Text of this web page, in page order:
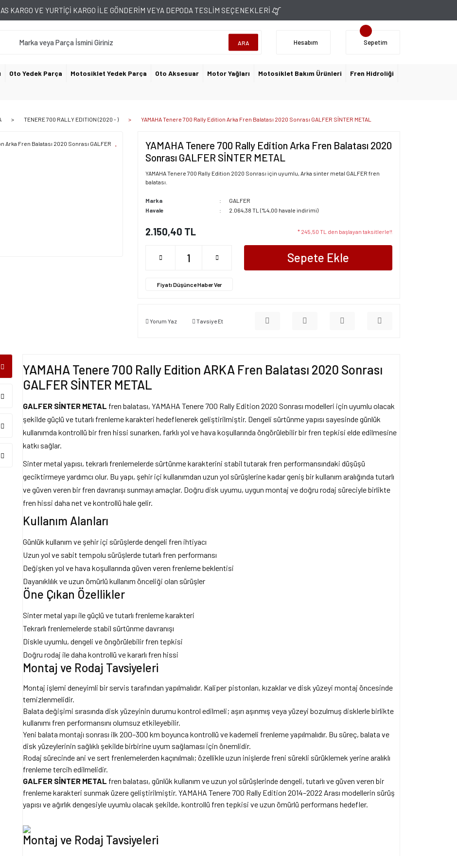
KARGO VE YURTİÇİ KARGO İLE GÖNDERİM VEYA DEPODA TESLİM SEÇENEKLERİ
ARA Hesabım Sepetim
Oto Yedek Parça Motosiklet Yedek Parça Oto Aksesuar Motor Yağları Motosiklet Bakım Ürünleri Fren Hidroliği
TENERE 700 RALLY EDITION (2020 - ) YAMAHA Tenere 700 Rally Edition Arka Fren Balatası 2020 Sonrası GALFER SİNTER METAL
YAMAHA Tenere 700 Rally Edition Arka Fren Balatası 2020
Sonrası GALFER SİNTER METAL
YAMAHA Tenere 700 Rally Edition 2020 Sonrası için uyumlu, Arka sinter metal GALFER fren
balatası.
Marka
GALFER
Havale
2.064,38 TL (%4,00 havale indirimi)
2.150,40 TL * 245,50 TL den başlayan taksitlerle!!
Sepete Ekle
Fiyatı Düşünce Haber Ver
Yorum Yaz Tavsiye Et
YAMAHA Tenere 700 Rally Edition ARKA Fren Balatası 2020 Sonrası
GALFER SİNTER METAL
GALFER SİNTER METAL fren balatası, YAMAHA Tenere 700 Rally Edition 2020 Sonrası modelleri için uyumlu olacak
şekilde güçlü ve tutarlı frenleme karakteri hedeflenerek geliştirilmiştir. Dengeli sürtünme yapısı sayesinde günlük
kullanımda kontrollü bir fren hissi sunarken, farklı yol ve hava koşullarında öngörülebilir bir fren tepkisi elde edilmesine
katkı sağlar.
Sinter metal yapısı, tekrarlı frenlemelerde sürtünme karakterini stabil tutarak fren performansındaki düşüşü
geciktirmeye yardımcı olur. Bu yapı, şehir içi kullanımdan uzun yol sürüşlerine kadar geniş bir kullanım aralığında tutarlı
ve güven veren bir fren davranışı sunmayı amaçlar. Doğru disk uyumu, uygun montaj ve doğru rodaj süreciyle birlikte
fren hissi daha net ve kontrollü hale gelir.
Kullanım Alanları
Günlük kullanım ve şehir içi sürüşlerde dengeli fren ihtiyacı
Uzun yol ve sabit tempolu sürüşlerde tutarlı fren performansı
Değişken yol ve hava koşullarında güven veren frenleme beklentisi
Dayanıklılık ve uzun ömürlü kullanım önceliği olan sürüşler
Öne Çıkan Özellikler
Sinter metal yapı ile güçlü ve tutarlı frenleme karakteri
Tekrarlı frenlemelerde stabil sürtünme davranışı
Diskle uyumlu, dengeli ve öngörülebilir fren tepkisi
Doğru rodaj ile daha kontrollü ve kararlı fren hissi
Montaj ve Rodaj Tavsiyeleri
Montaj işlemi deneyimli bir servis tarafından yapılmalıdır. Kaliper pistonları, kızaklar ve disk yüzeyi montaj öncesinde
temizlenmelidir.
Balata değişimi sırasında disk yüzeyinin durumu kontrol edilmeli; aşırı aşınmış veya yüzeyi bozulmuş disklerle birlikte
kullanımı fren performansını olumsuz etkileyebilir.
Yeni balata montajı sonrası ilk 200–300 km boyunca kontrollü ve kademeli frenleme yapılmalıdır. Bu süreç, balata ve
disk yüzeylerinin sağlıklı şekilde birbirine uyum sağlaması için önemlidir.
Rodaj sürecinde ani ve sert frenlemelerden kaçınılmalı; özellikle uzun inişlerde freni sürekli sürüklemek yerine aralıklı
frenleme tercih edilmelidir.
GALFER SİNTER METAL fren balatası, günlük kullanım ve uzun yol sürüşlerinde dengeli, tutarlı ve güven veren bir
frenleme karakteri sunmak üzere geliştirilmiştir. YAMAHA Tenere 700 Rally Edition 2014–2022 Arası modellerin sürüş
yapısı ve ağırlık dengesiyle uyumlu olacak şekilde, kontrollü fren tepkisi ve uzun ömürlü performans hedefler.
Montaj ve Rodaj Tavsiyeleri